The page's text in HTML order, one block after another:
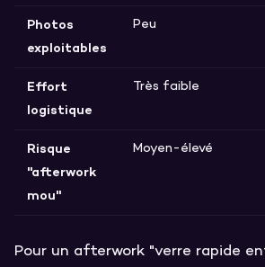
Photos
exploitables
Peu
Effort
logistique
Très faible
Risque
"afterwork
mou"
Moyen-élevé
Pour un afterwork "verre rapide